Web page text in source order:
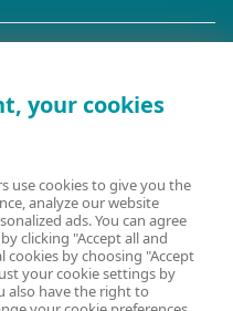
your cookies
use cookies to give you the
analyze our website
ads. You can agree
clicking "Accept all and
cookies by choosing "Accept
your cookie settings by
also have the right to